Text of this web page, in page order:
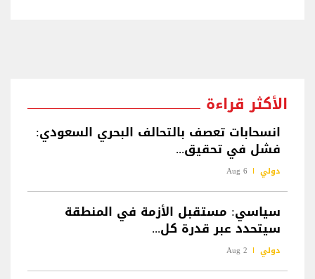
الأكثر قراءة
انسحابات تعصف بالتحالف البحري السعودي:
فشل في تحقيق...
دولي 6 Aug
سياسي: مستقبل الأزمة في المنطقة
سيتحدد عبر قدرة كل...
دولي 2 Aug